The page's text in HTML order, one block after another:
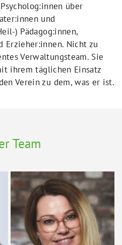
über
und
) Pädagog:innen,
Erzieher:innen. Nicht zu
Verwaltungsteam. Sie
ihrem täglichen Einsatz
Verein zu dem, was er ist.
Team